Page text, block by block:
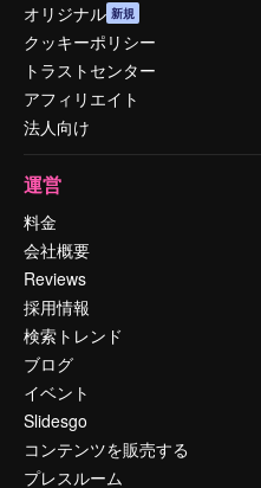
オリジナル 新規
クッキーポリシー
トラストセンター
アフィリエイト
法人向け
運営
料金
会社概要
Reviews
採用情報
検索トレンド
ブログ
イベント
Slidesgo
コンテンツを販売する
プレスルーム